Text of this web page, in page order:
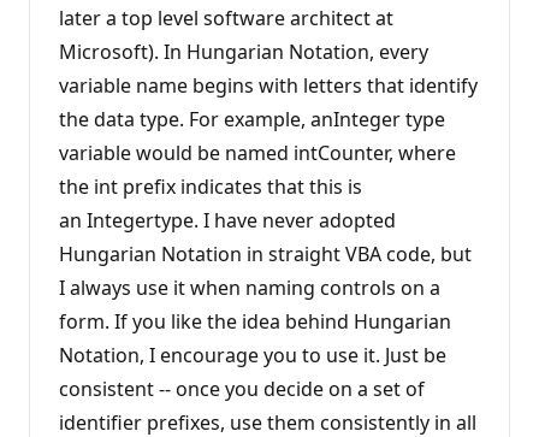
later a top level software architect at
Microsoft). In Hungarian Notation, every
variable name begins with letters that identify
the data type. For example, anInteger type
variable would be named intCounter, where
the int prefix indicates that this is
an Integertype. I have never adopted
Hungarian Notation in straight VBA code, but
I always use it when naming controls on a
form. If you like the idea behind Hungarian
Notation, I encourage you to use it. Just be
consistent -- once you decide on a set of
identifier prefixes, use them consistently in all